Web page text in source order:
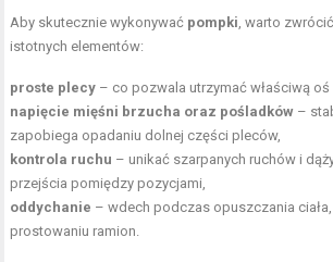
Aby skutecznie wykonywać pompki, warto
istotnych elementów:
proste plecy – co pozwala utrzymać właściwą oś
napięcie mięśni brzucha oraz pośladków –
zapobiega opadaniu dolnej części pleców,
kontrola ruchu – unikać szarpanych ruchów i
przejścia pomiędzy pozycjami,
oddychanie – wdech podczas opuszczania
prostowaniu ramion.